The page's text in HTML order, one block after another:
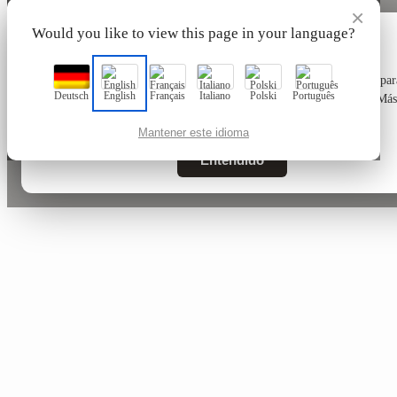
×
Would you like to view this page in your language?
Deutsch English Français Italiano Polski Português
Mantener este idioma
🍪
Este sitio web utiliza únicamente cookies técnicamente necesarias
funcionamiento, sin cookies de seguimiento ni de marketing. Más
Entendido